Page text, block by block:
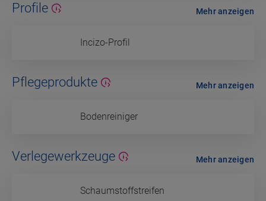
Profile
Incizo-Profil
Mehr anzeigen
Pflegeprodukte
Bodenreiniger
Mehr anzeigen
Verlegewerkzeuge
Schaumstoffstreifen
Mehr anzeigen